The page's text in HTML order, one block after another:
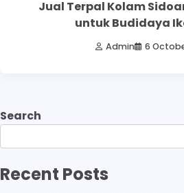
Jual Terpal Kolam
untuk Budidaya
Admin 6
Search
Recent Posts